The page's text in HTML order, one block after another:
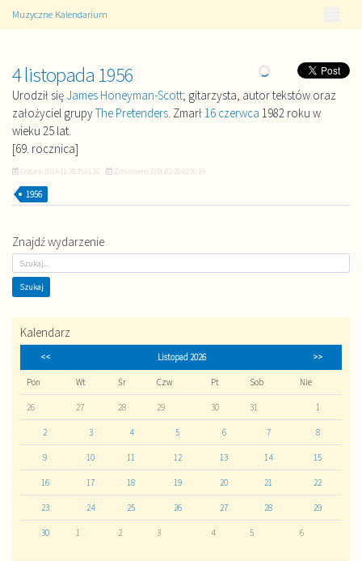
Muzyczne Kalendarium
4 listopada 1956
Urodził się James Honeyman-Scott; gitarzysta, autor tekstów oraz
założyciel grupyThe Pretenders . Zmarł 16 czerwca 1982 roku w
wieku 25 lat.
[69. rocznica]
Dodano 2014-11-28 15:01:32 Zmieniono 2018-02-26 02:16:19
1956
Znajdź wydarzenie
Kalendarz
<< Listopad 2026 >>
Pon Wt Śr Czw Pt Sob Nie
26 27 28 29 30 31 1
2 3 4 5 6 7 8
9 10 11 12 13 14 15
16 17 18 19 20 21 22
23 24 25 26 27 28 29
30 1 2 3 4 5 6